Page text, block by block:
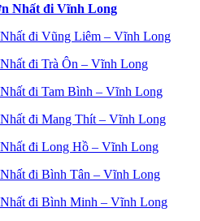
Nhất đi Vĩnh Long
đi Vũng Liêm – Vĩnh Long
đi Trà Ôn – Vĩnh Long
đi Tam Bình – Vĩnh Long
đi Mang Thít – Vĩnh Long
đi Long Hồ – Vĩnh Long
đi Bình Tân – Vĩnh Long
đi Bình Minh – Vĩnh Long